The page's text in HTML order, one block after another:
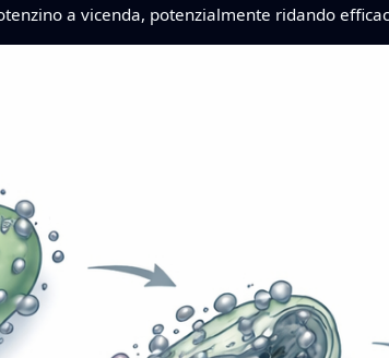
a vicenda, potenzialmente ridando